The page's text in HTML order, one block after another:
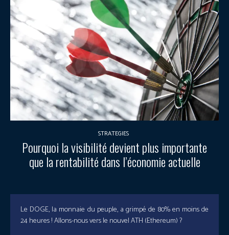
STRATEGIES
Pourquoi la visibilité devient plus importante
que la rentabilité dans l’économie actuelle
Le DOGE, la monnaie du peuple, a grimpé de 80% en moins de
24 heures ! Allons-nous vers le nouvel ATH (Ethereum) ?